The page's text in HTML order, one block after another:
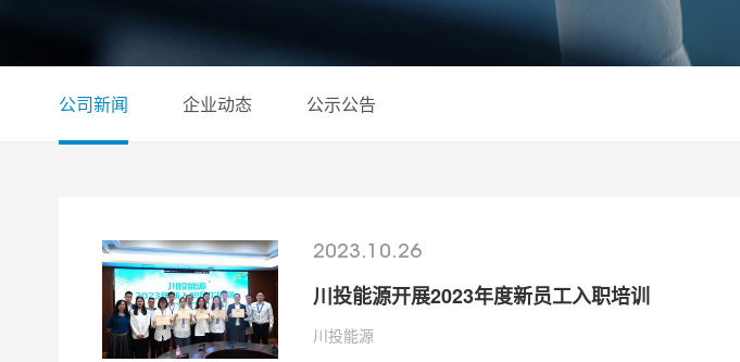
公司新闻 企业动态 公示公告
2023.10.26
川投能源开展2023年度新员工入职培训
川投能源